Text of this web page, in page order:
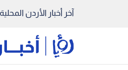
آخر أخبار الأردن